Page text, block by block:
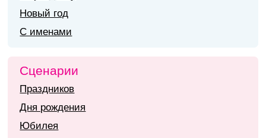
Новый год
С именами
Сценарии
Праздников
Дня рождения
Юбилея